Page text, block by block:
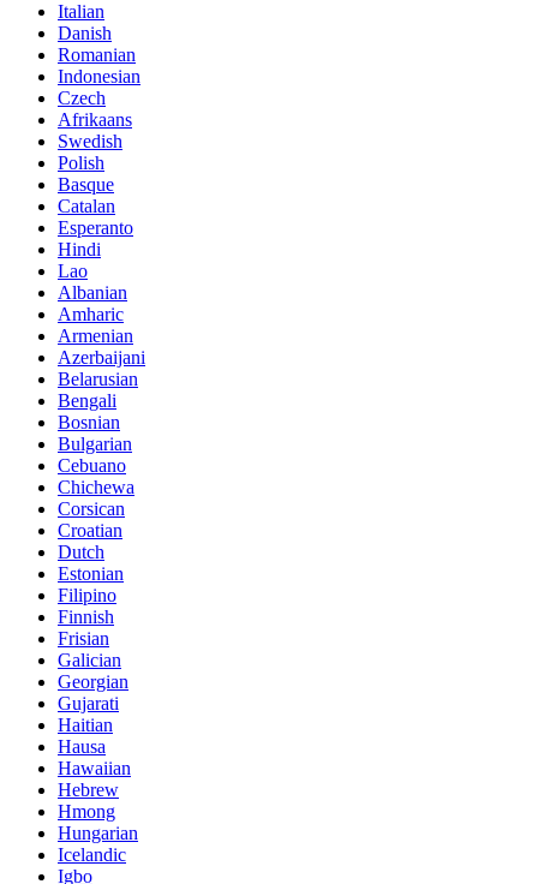
Italian
Danish
Romanian
Indonesian
Czech
Afrikaans
Swedish
Polish
Basque
Catalan
Esperanto
Hindi
Lao
Albanian
Amharic
Armenian
Azerbaijani
Belarusian
Bengali
Bosnian
Bulgarian
Cebuano
Chichewa
Corsican
Croatian
Dutch
Estonian
Filipino
Finnish
Frisian
Galician
Georgian
Gujarati
Haitian
Hausa
Hawaiian
Hebrew
Hmong
Hungarian
Icelandic
Igbo